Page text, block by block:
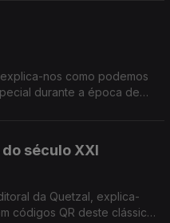
nos como podemos
durante a época de
século XXI
da Quetzal, explica-
códigos QR deste clássico